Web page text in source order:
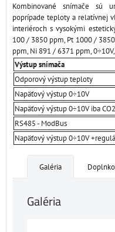
Kombinované snímače sú
poprípade teploty a relatívnej
interiéroch s vysokými
100 / 3850 ppm, Pt 1000 /
ppm, Ni 891 / 6371 ppm,
Výstup snímača
Odporový výstup teploty
Napäťový výstup 0÷10V
Napäťový výstup 0÷10V iba CO2
RS485 - ModBus
Napäťový výstup 0÷10V
Galéria
Galéria